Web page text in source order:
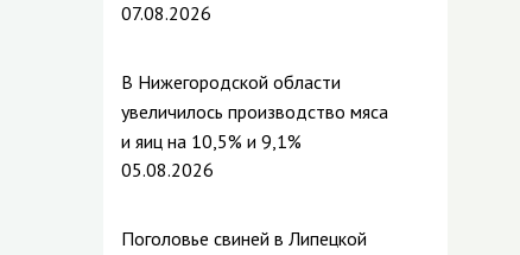
07.08.2026
В Нижегородской области
увеличилось производство мяса
и яиц на 10,5% и 9,1%
05.08.2026
Поголовье свиней в Липецкой